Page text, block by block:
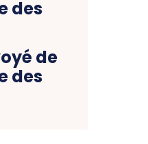
de
des